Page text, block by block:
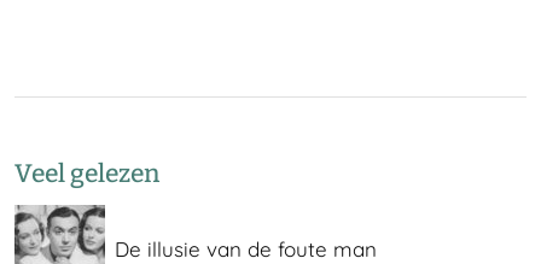
Veel gelezen
De illusie van de foute man